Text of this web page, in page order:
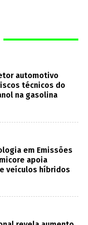
automotivo
técnicos do
na gasolina
em Emissões
apoia
veículos híbridos